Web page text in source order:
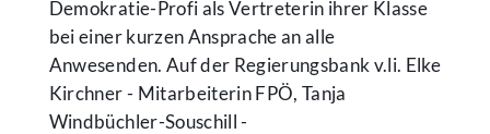
Demokratie-Profi als Vertreterin ihrer Klasse
bei einer kurzen Ansprache an alle
Anwesenden. Auf der Regierungsbank v.li. Elke
Kirchner - Mitarbeiterin FPÖ, Tanja
Windbüchler-Souschill -